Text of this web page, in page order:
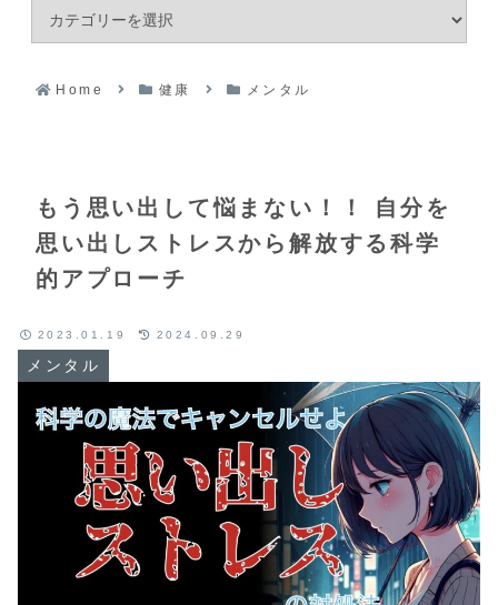
Home 健康 メンタル
もう思い出して悩まない！！ 自分を
思い出しストレスから解放する科学
的アプローチ
メンタル
2023.01.19 2024.09.29